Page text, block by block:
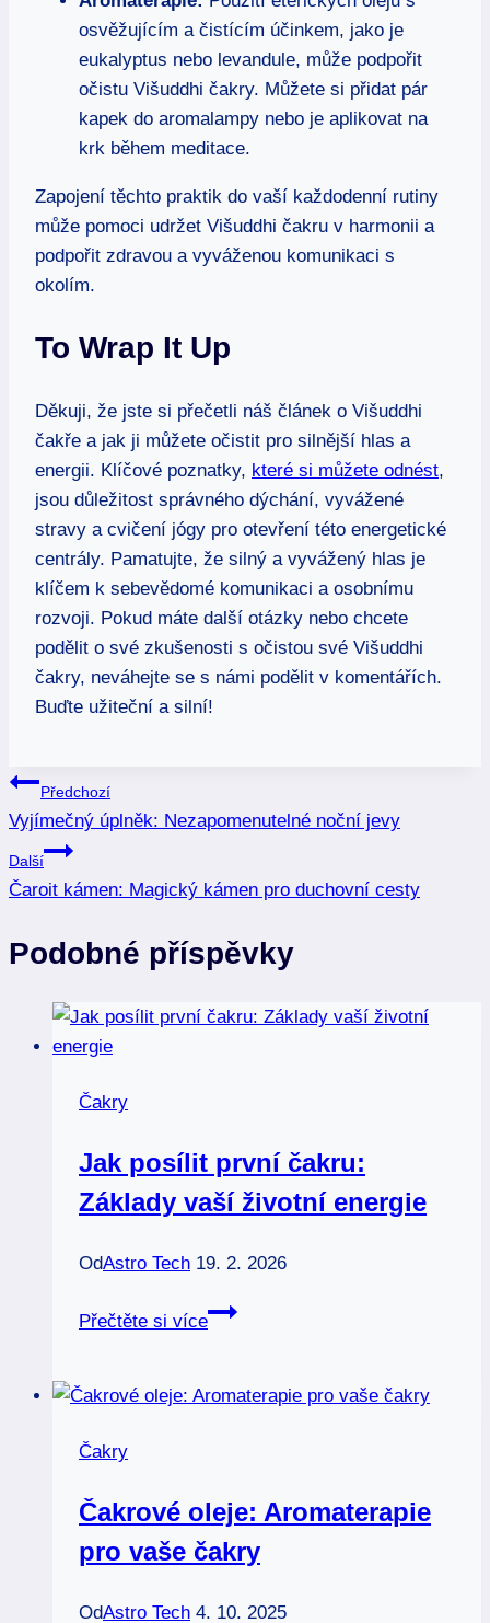
osvěžujícím a čistícím účinkem, jako je
eukalyptus nebo levandule, může podpořit
očistu Višuddhi čakry. Můžete si přidat pár
kapek do aromalampy nebo je aplikovat na
krk během meditace.
Zapojení těchto praktik do vaší každodenní rutiny
může pomoci udržet Višuddhi čakru v harmonii a
podpořit zdravou a vyváženou komunikaci s
okolím.
To Wrap It Up
Děkuji, že jste si přečetli náš článek o Višuddhi
čakře a jak ji můžete očistit pro silnější hlas a
energii. Klíčové poznatky, které si můžete odnést,
jsou důležitost správného dýchání, vyvážené
stravy a cvičení jógy pro otevření této energetické
centrály. Pamatujte, že silný a vyvážený hlas je
klíčem k sebevědomé komunikaci a osobnímu
rozvoji. Pokud máte další otázky nebo chcete
podělit o své zkušenosti s očistou své Višuddhi
čakry, neváhejte se s námi podělit v komentářích.
Buďte užiteční a silní!
Navigace
pro
příspěvek
Předchozí
Vyjímečný úplněk: Nezapomenutelné noční jevy
Další
Čaroit kámen: Magický kámen pro duchovní cesty
Podobné příspěvky
Čakry
Jak posílit první čakru:
Základy vaší životní energie
OdAstro Tech 19. 2. 2026
Přečtěte si více
Jak
čakru:
energie
Čakry
Čakrové oleje: Aromaterapie
pro vaše čakry
OdAstro Tech 4. 10. 2025